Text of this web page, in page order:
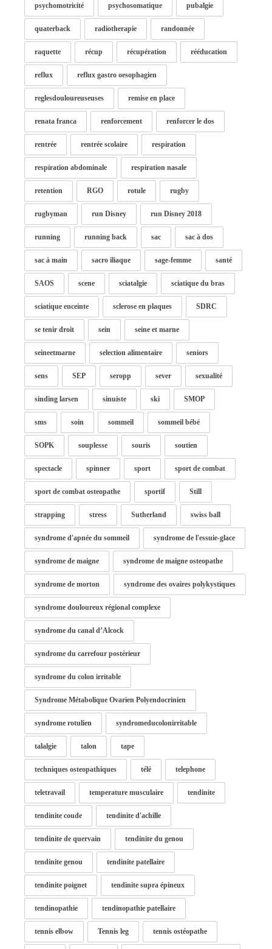
psychomotricité psychosomatique pubalgie
quaterback radiotherapie randonnée
raquette récup récupération rééducation
reflux reflux gastro oesophagien
reglesdouloureuseuses remise en place
renata franca renforcement renforcer le dos
rentrée rentrée scolaire respiration
respiration abdominale respiration nasale
retention RGO rotule rugby
rugbyman run Disney run Disney 2018
running running back sac sac à dos
sac à main sacro iliaque sage-femme santé
SAOS scene sciatalgie sciatique du bras
sciatique enceinte sclerose en plaques SDRC
se tenir droit sein seine et marne
seineetmarne selection alimentaire seniors
sens SEP seropp sever sexualité
sinding larsen sinuiste ski SMOP
sms soin sommeil sommeil bébé
SOPK souplesse souris soutien
spectacle spinner sport sport de combat
sport de combat osteopathe sportif Still
strapping stress Sutherland swiss ball
syndrome d'apnée du sommeil syndrome de l'essuie-glace
syndrome de maigne syndrome de maigne osteopathe
syndrome de morton syndrome des ovaires polykystiques
syndrome douloureux régional complexe
syndrome du canal d’Alcock
syndrome du carrefour postérieur
syndrome du colon irritable
Syndrome Métabolique Ovarien Polyendocrinien
syndrome rotulien syndromeducolonirritable
talalgie talon tape
techniques osteopathiques télé telephone
teletravail temperature musculaire tendinite
tendinite coude tendinite d'achille
tendinite de quervain tendinite du genou
tendinite genou tendinite patellaire
tendinite poignet tendinite supra épineux
tendinopathie tendinopathie patellaire
tennis elbow Tennis leg tennis ostéopathe